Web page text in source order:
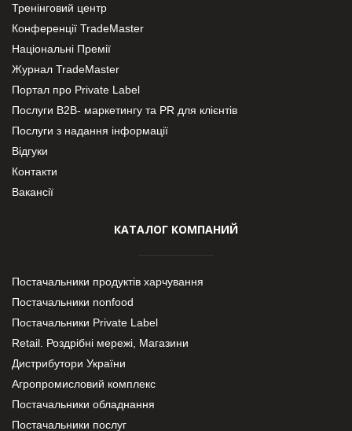
Тренінговий центр
Конференції TradeMaster
Національні Премії
Журнал TradeMaster
Портал про Private Label
Послуги В2В- маркетингу та PR для клієнтів
Послуги з надання інформації
Відгуки
Контакти
Вакансії
КАТАЛОГ КОМПАНИЙ
Постачальники продуктів харчування
Постачальники nonfood
Постачальники Private Label
Retail. Роздрібні мережі, Магазини
Дистрибутори України
Агропромисловий комплекс
Постачальники обладнання
Постачальники послуг